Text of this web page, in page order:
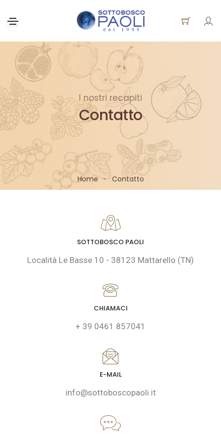
I nostri recapiti
Contatto
Home Contatto
SOTTOBOSCO PAOLI
Località Le Basse 10 - 38123 Mattarello (TN)
CHIAMACI
+ 39 0461 857041
E-MAIL
info@sottoboscopaoli.it